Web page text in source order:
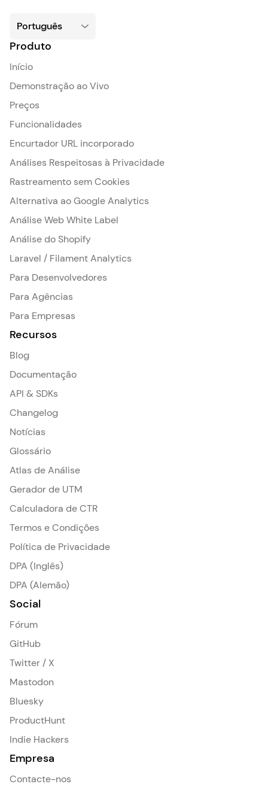
Produto
Início
Demonstração ao Vivo
Preços
Funcionalidades
Encurtador URL incorporado
Análises Respeitosas à Privacidade
Rastreamento sem Cookies
Alternativa ao Google Analytics
Análise Web White Label
Análise do Shopify
Laravel / Filament Analytics
Para Desenvolvedores
Para Agências
Para Empresas
Recursos
Blog
Documentação
API & SDKs
Changelog
Notícias
Glossário
Atlas de Análise
Gerador de UTM
Calculadora de CTR
Termos e Condições
Política de Privacidade
DPA (Inglês)
DPA (Alemão)
Social
Fórum
GitHub
Twitter / X
Mastodon
Bluesky
ProductHunt
Indie Hackers
Empresa
Contacte-nos